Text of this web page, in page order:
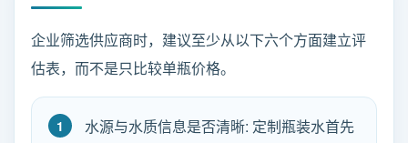
企业筛选供应商时，建议至少从以下六个方面建立评
估表，而不是只比较单瓶价格。
水源与水质信息是否清晰: 定制瓶装水首先